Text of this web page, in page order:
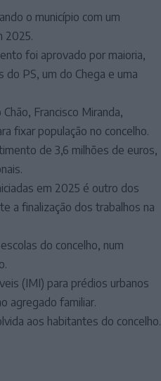
o município com um
2025.
foi aprovado por maioria,
PS, um do Chega e uma
Francisco Miranda,
fixar população no concelho.
de 3,6 milhões de euros,
em 2025 é outro dos
a finalização dos trabalhos na
do concelho, num
(IMI) para prédios urbanos
agregado familiar.
aos habitantes do concelho.